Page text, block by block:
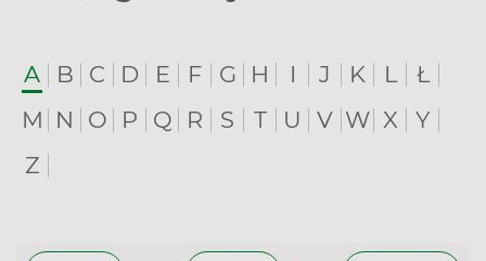
A B C D E F G H I J K L
Ł
M N O P Q R S T U V W X
Y
Z